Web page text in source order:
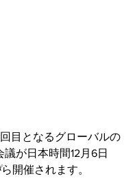
目となるグローバルの
が日本時間12月6日
開催されます。